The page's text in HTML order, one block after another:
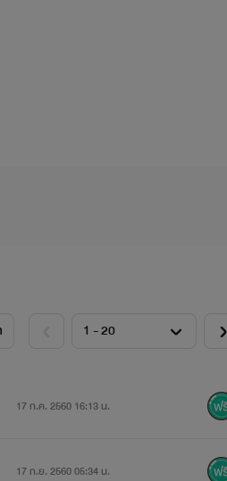
เต็มกันและกัน ถึงเวลาของกามเทพตัว
17 ก.ค. 2560 16:13 น.
17 ก.ย. 2560 05:34 น.